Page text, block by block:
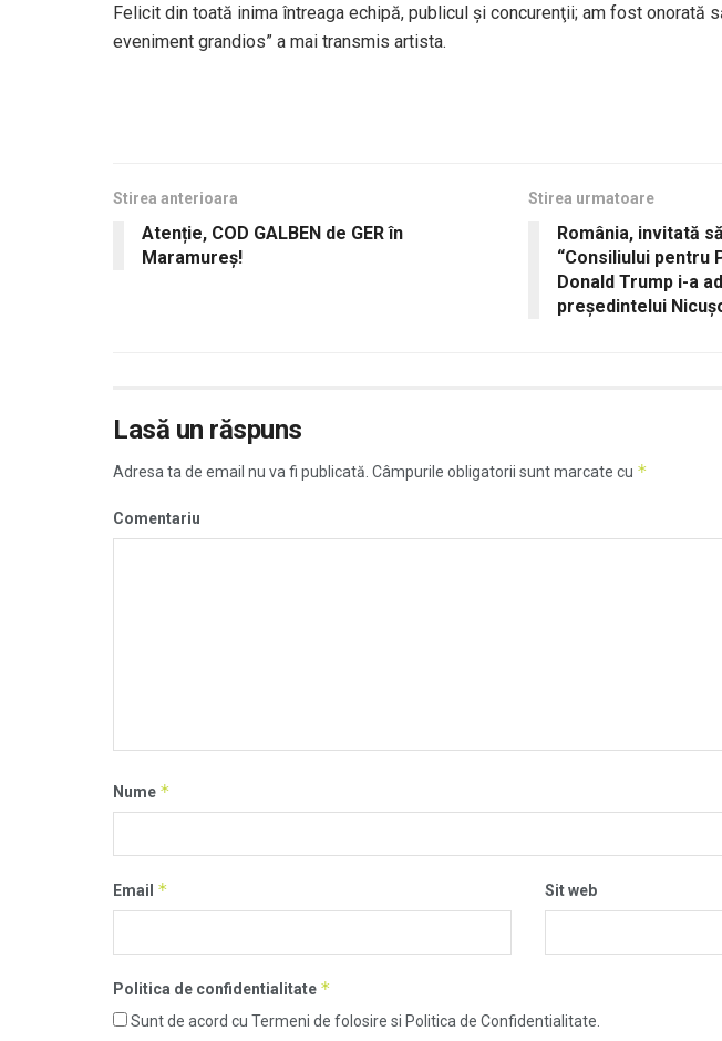
Felicit din toată inima întreaga echipă, publicul şi concurenţii; am fost onorată
eveniment grandios” a mai transmis artista.
Stirea anterioara
Atenție, COD GALBEN de GER în
Maramureș!
Stirea urmatoare
România, invitată
“Consiliului pentru
Donald Trump i-a
preşedintelui
Lasă un răspuns
Adresa ta de email nu va fi publicată. Câmpurile obligatorii sunt marcate cu *
Comentariu
Nume *
Email * Sit web
Politica de confidentialitate *
Sunt de acord cu Termeni de folosire si Politica de Confidentialitate.